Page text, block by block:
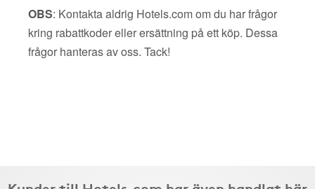
OBS: Kontakta aldrig Hotels.com om du har frågor
kring rabattkoder eller ersättning på ett köp. Dessa
frågor hanteras av oss. Tack!